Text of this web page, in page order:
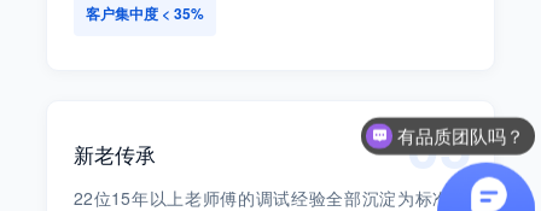
客户集中度 < 35%
05
新老传承
22位15年以上老师傅的调试经验全部沉淀为标准化
可以打样吗
有品质团队吗？